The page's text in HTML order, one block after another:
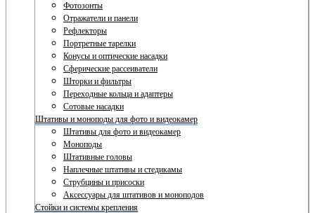
Фотозонты
Отражатели и панели
Рефлекторы
Портретные тарелки
Конусы и оптические насадки
Сферические рассеиватели
Шторки и фильтры
Переходные кольца и адаптеры
Сотовые насадки
Штативы и моноподы для фото и видеокамер
Штативы для фото и видеокамер
Моноподы
Штативные головы
Наплечные штативы и стедикамы
Струбцины и присоски
Аксессуары для штативов и моноподов
Стойки и системы крепления